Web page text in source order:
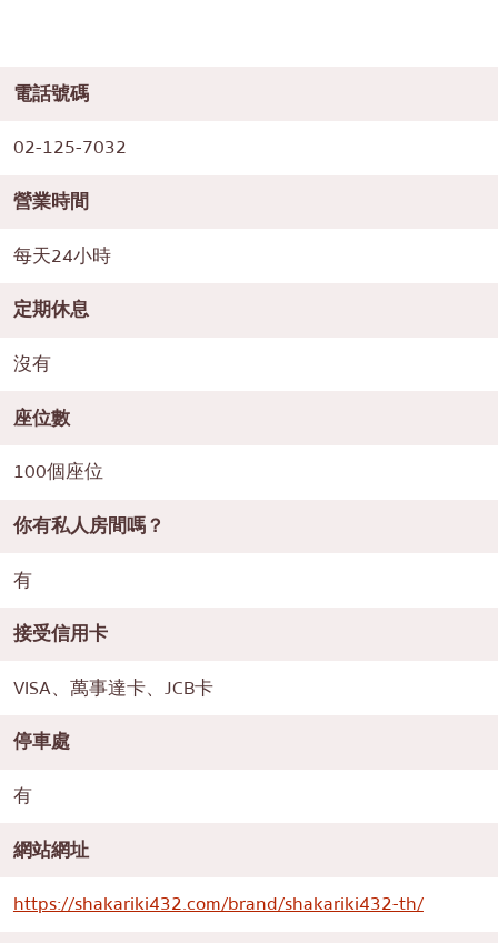
電話號碼
02-125-7032
營業時間
每天24小時
定期休息
沒有
座位數
100個座位
你有私人房間嗎？
有
接受信用卡
VISA、萬事達卡、JCB卡
停車處
有
網站網址
https://shakariki432.com/brand/shakariki432-th/